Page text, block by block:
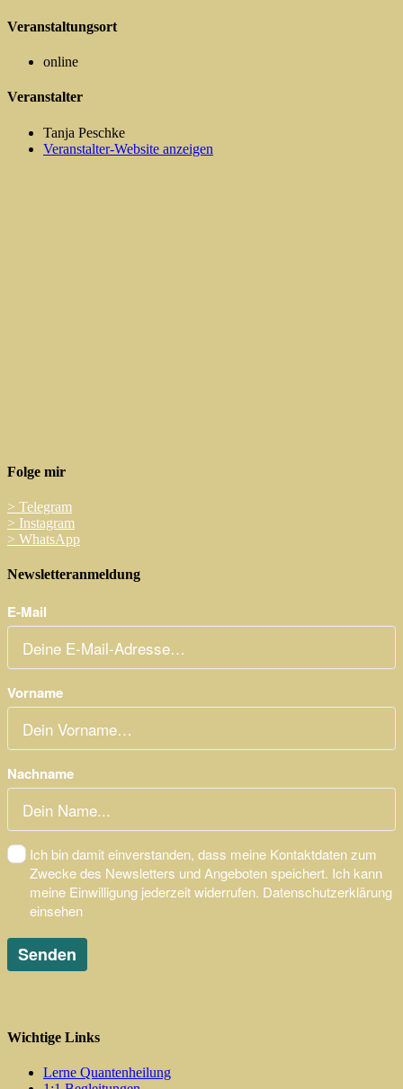
Veranstaltungsort
online
Veranstalter
Tanja Peschke
Veranstalter-Website anzeigen
Folge mir
> Telegram
> Instagram
> WhatsApp
Newsletteranmeldung
Wichtige Links
Lerne Quantenheilung